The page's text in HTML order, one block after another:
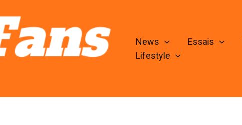
News Essais
Lifestyle